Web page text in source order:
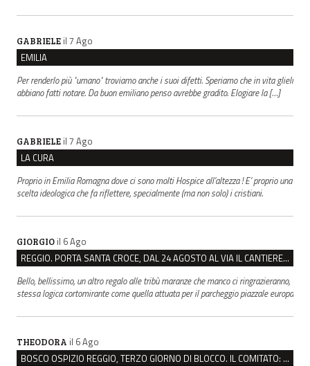
GABRIELE il 7 Ago
EMILIA
Per renderlo più "umano" troviamo anche i suoi difetti. Speriamo che in vita glieli
abbiano fatti notare. Da buon emiliano penso avrebbe gradito. Elogiare la […]
GABRIELE il 7 Ago
LA CURA
Proprio in Emilia Romagna dove ci sono molti Hospice all’altezza ! E’ proprio una
scelta ideologica che fa riflettere, specialmente (ma non solo) i cristiani.
GIORGIO il 6 Ago
REGGIO. PORTA SANTA CROCE, DAL 24 AGOSTO AL VIA IL CANTIERE PER IL NUOVO COLLETTORE FOGNARIO
Bello, bellissimo, un altro regalo alle tribù maranze che manco ci ringrazieranno,
stessa logica cortomirante come quella attuata per il parcheggio piazzale europa
THEODORA il 6 Ago
BOSCO OSPIZIO REGGIO, TERZO GIORNO DI BLOCCO. IL COMITATO: “PRESIDIO FINO A VENERDÌ”